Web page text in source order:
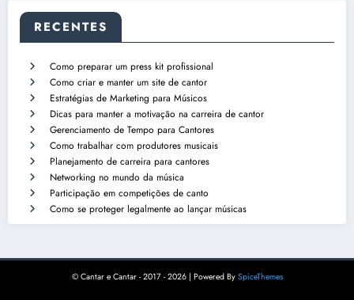
RECENTES
Como preparar um press kit profissional
Como criar e manter um site de cantor
Estratégias de Marketing para Músicos
Dicas para manter a motivação na carreira de cantor
Gerenciamento de Tempo para Cantores
Como trabalhar com produtores musicais
Planejamento de carreira para cantores
Networking no mundo da música
Participação em competições de canto
Como se proteger legalmente ao lançar músicas
© Cantar e Cantar - 2017 - 2026 | Powered By SpiceThemes